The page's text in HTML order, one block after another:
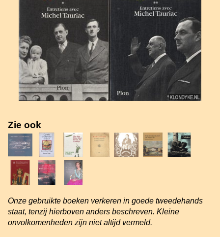
Zie ook
Onze gebruikte boeken verkeren in goede tweedehands
staat, tenzij hierboven anders beschreven. Kleine
onvolkomenheden zijn niet altijd vermeld.